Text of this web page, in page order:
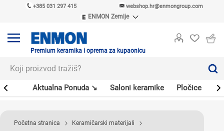
+385 031 297 415 webshop.hr@enmongroup.com
ENMON Zemlje
ENMON MKD
Premium keramika i oprema za kupaonicu
Aktualna Ponuda ↘ Saloni keramike Pločice
Početna stranica Keramičarski materijali